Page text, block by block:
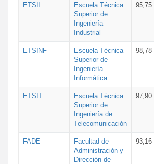
ETSII
Escuela Técnica
Superior de
Ingeniería
Industrial
95,75
ETSINF
Escuela Técnica
Superior de
Ingeniería
Informática
98,78
ETSIT
Escuela Técnica
Superior de
Ingeniería de
Telecomunicación
97,90
FADE
Facultad de
Administración y
Dirección de
93,16